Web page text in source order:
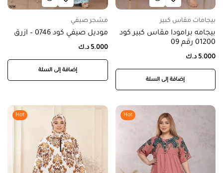
بيجامات مقاس كبير
بيجامه برامودا مقاس كبير كود
01200 رقم 09
5.000 د.ك
إضافة إلى السلة
مشجر صيفي
موديل صيفي كود 0746 – ازرق
5.000 د.ك
إضافة إلى السلة
Hot
Hot